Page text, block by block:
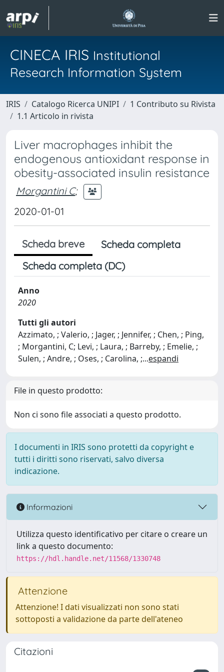
CINECA IRIS Institutional
Research Information System
IRIS Catalogo Ricerca UNIPI
1 Contributo su Rivista
1.1 Articolo in rivista
Liver macrophages inhibit the
endogenous antioxidant response in
obesity-associated insulin resistance
Morgantini C;
2020-01-01
Scheda breve
Scheda completa
Scheda completa (DC)
Anno
2020
Tutti gli autori
Azzimato, ; Valerio, ; Jager, ; Jennifer, ; Chen, ; Ping,
; Morgantini, C; Levi, ; Laura, ; Barreby, ; Emelie, ;
Sulen, ; Andre, ; Oses, ; Carolina, ;...espandi
File in questo prodotto:
Non ci sono file associati a questo prodotto.
I documenti in IRIS sono protetti da copyright e
tutti i diritti sono riservati, salvo diversa
indicazione.
Informazioni
Utilizza questo identificativo per citare o creare un
link a questo documento:
https://hdl.handle.net/11568/1330748
Attenzione
Attenzione! I dati visualizzati non sono stati
sottoposti a validazione da parte dell'ateneo
Citazioni